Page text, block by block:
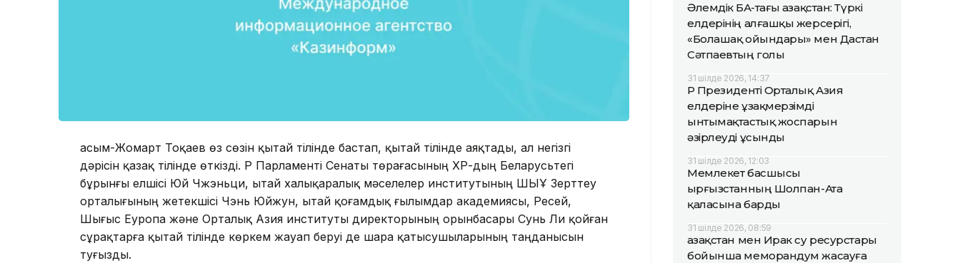
Қасым-Жомарт Тоқаев өз сөзін қытай тілінде бастап, қытай тілінде аяқтады, ал негізгі
дәрісін қазақ тілінде өткізді. ҚР Парламенті Сенаты төрағасының ҚХР-дың Беларусьтегі
бұрынғы елшісі Юй Чжэньци, Қытай халықаралық мәселелер институтының ШЫҰ Зерттеу
орталығының жетекшісі Чэнь Юйжун, Қытай қоғамдық ғылымдар академиясы, Ресей,
Шығыс Еуропа және Орталық Азия институты директорының орынбасары Сунь Ли қойған
сұрақтарға қытай тілінде көркем жауап беруі де шара қатысушыларының таңданысын
туғызды.
Әлемдік БАҚ-тағы Қазақстан: Түркі
елдерінің алғашқы жерсерігі,
«Болашақ ойындары» мен Дастан
Сәтпаевтың голы
31 шілде 2026, 14:37
ҚР Президенті Орталық Азия
елдеріне ұзақмерзімді
ынтымақтастық жоспарын
әзірлеуді ұсынды
31 шілде 2026, 12:03
Мемлекет басшысы
Қырғызстанның Шолпан-Ата
қаласына барды
31 шілде 2026, 08:59
Қазақстан мен Ирак су ресурстары
бойынша меморандум жасауға